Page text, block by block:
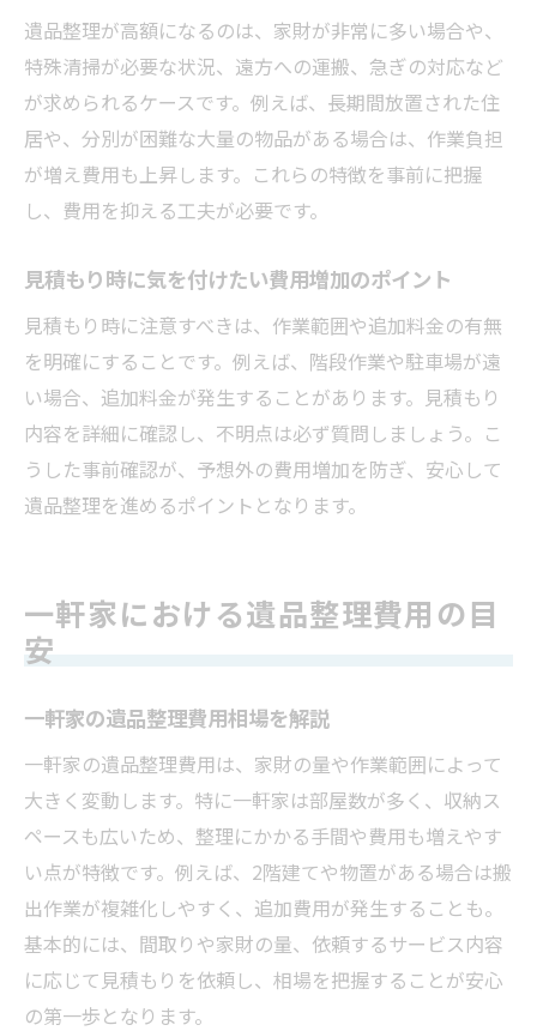
遺品整理が高額になるのは、家財が非常に多い場合や、
特殊清掃が必要な状況、遠方への運搬、急ぎの対応など
が求められるケースです。例えば、長期間放置された住
居や、分別が困難な大量の物品がある場合は、作業負担
が増え費用も上昇します。これらの特徴を事前に把握
し、費用を抑える工夫が必要です。
見積もり時に気を付けたい費用増加のポイント
見積もり時に注意すべきは、作業範囲や追加料金の有無
を明確にすることです。例えば、階段作業や駐車場が遠
い場合、追加料金が発生することがあります。見積もり
内容を詳細に確認し、不明点は必ず質問しましょう。こ
うした事前確認が、予想外の費用増加を防ぎ、安心して
遺品整理を進めるポイントとなります。
一軒家における遺品整理費用の目
安
一軒家の遺品整理費用相場を解説
一軒家の遺品整理費用は、家財の量や作業範囲によって
大きく変動します。特に一軒家は部屋数が多く、収納ス
ペースも広いため、整理にかかる手間や費用も増えやす
い点が特徴です。例えば、2階建てや物置がある場合は搬
出作業が複雑化しやすく、追加費用が発生することも。
基本的には、間取りや家財の量、依頼するサービス内容
に応じて見積もりを依頼し、相場を把握することが安心
の第一歩となります。